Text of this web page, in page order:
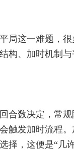
局这一难题，
构、加时机制
合数决定，常
触发加时流程
择，这便是“几